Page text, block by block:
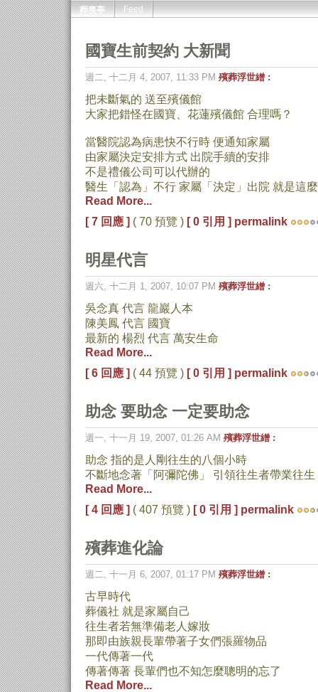
葬喪亭 Feed
國寶生前契約 大新聞
週二, 十二月 4, 2007, 11:33 PM 殯葬浮世繒 :
把未斷氣的 送至殯儀館
大家把錯怪在國寶、花蓮殯儀館 合理嗎？
當醫院認為病患快不行時 便通知家屬
由家屬決定安排方式 出院手續的安排
不是禮儀公司可以代辦的
醫生「認為」不行 家屬「決定」出院 就是這
Read More...
[ 7 回應 ] ( 70 預覽 ) [ 0 引用 ] permalink
明星代言
週六, 十二月 1, 2007, 10:07 PM 殯葬浮世繒 :
吳念真 代言 龍巖人本
陳美鳳 代言 國寶
最新的 楊烈 代言 萬安生命
Read More...
[ 6 回應 ] ( 44 預覽 ) [ 0 引用 ] permalink
助念 要助念 一定要助念
週一, 十一月 19, 2007, 01:26 AM 殯葬浮世繒 :
助念 指的是人剛往生的八個小時
不斷地念著「阿彌陀佛」 引領往生者帶業往生
Read More...
[ 4 回應 ] ( 407 預覽 ) [ 0 引用 ] permalink
殯葬進化論
週二, 十一月 6, 2007, 01:17 PM 殯葬浮世繒 :
古早時代
葬儀社 就是家屬自己
往生者若無準備老人嫁妝
那即由族親長輩帶著子女們張羅物品
一代傳著一代
傳著傳著 長輩們也不知怎麼聰明的忘了
Read More...